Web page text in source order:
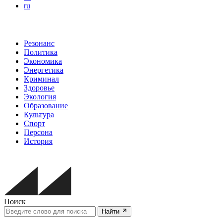
ru
Резонанс
Политика
Экономика
Энергетика
Криминал
Здоровье
Экология
Образование
Культура
Спорт
Персона
История
Поиск
Найти